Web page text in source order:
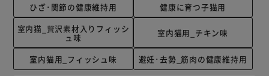
ひざ･関節の健康維持用
健康に育つ子猫用
室内猫_贅沢素材入りフィッシ
ュ味 室内猫用_チキン味
室内猫用_フィッシュ味 避妊･去勢_筋肉の健康維持用